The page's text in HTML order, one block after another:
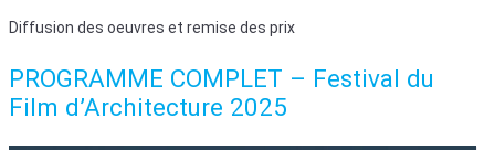
Diffusion des oeuvres et remise des prix
PROGRAMME COMPLET – Festival du
Film d’Architecture 2025